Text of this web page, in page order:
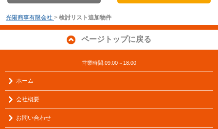
光陽商事有限会社 > 検討リスト追加物件
ページトップに戻る
営業時間:09:00～18:00
ホーム
会社概要
お問い合わせ